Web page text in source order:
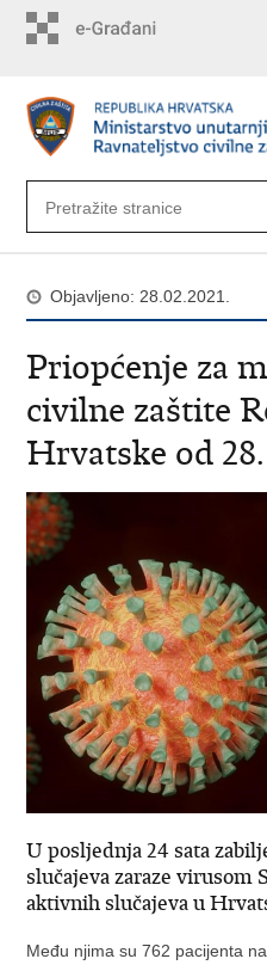
Objavljeno: 28.02.2021.
Priopćenje za
civilne zaštite
Hrvatske od
U posljednja 24 sata
slučajeva zaraze virusom
aktivnih slučajeva u
Među njima su 762 pacijenta